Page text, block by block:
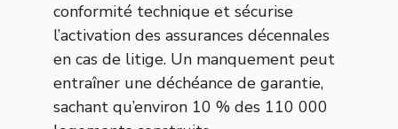
conformité technique et sécurise
l’activation des assurances décennales
en cas de litige. Un manquement peut
entraîner une déchéance de garantie,
sachant qu’environ 10 % des 110 000